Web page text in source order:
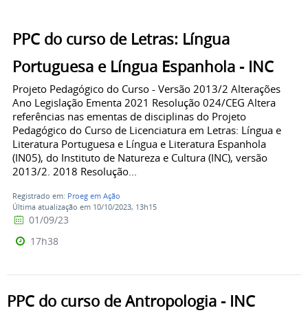
PPC do curso de Letras: Língua
Portuguesa e Língua Espanhola - INC
Projeto Pedagógico do Curso - Versão 2013/2 Alterações
Ano Legislação Ementa 2021 Resolução 024/CEG Altera
referências nas ementas de disciplinas do Projeto
Pedagógico do Curso de Licenciatura em Letras: Língua e
Literatura Portuguesa e Língua e Literatura Espanhola
(IN05), do Instituto de Natureza e Cultura (INC), versão
2013/2. 2018 Resolução...
Registrado em: Proeg em Ação
Última atualização em 10/10/2023, 13h15
01/09/23
17h38
PPC do curso de Antropologia - INC